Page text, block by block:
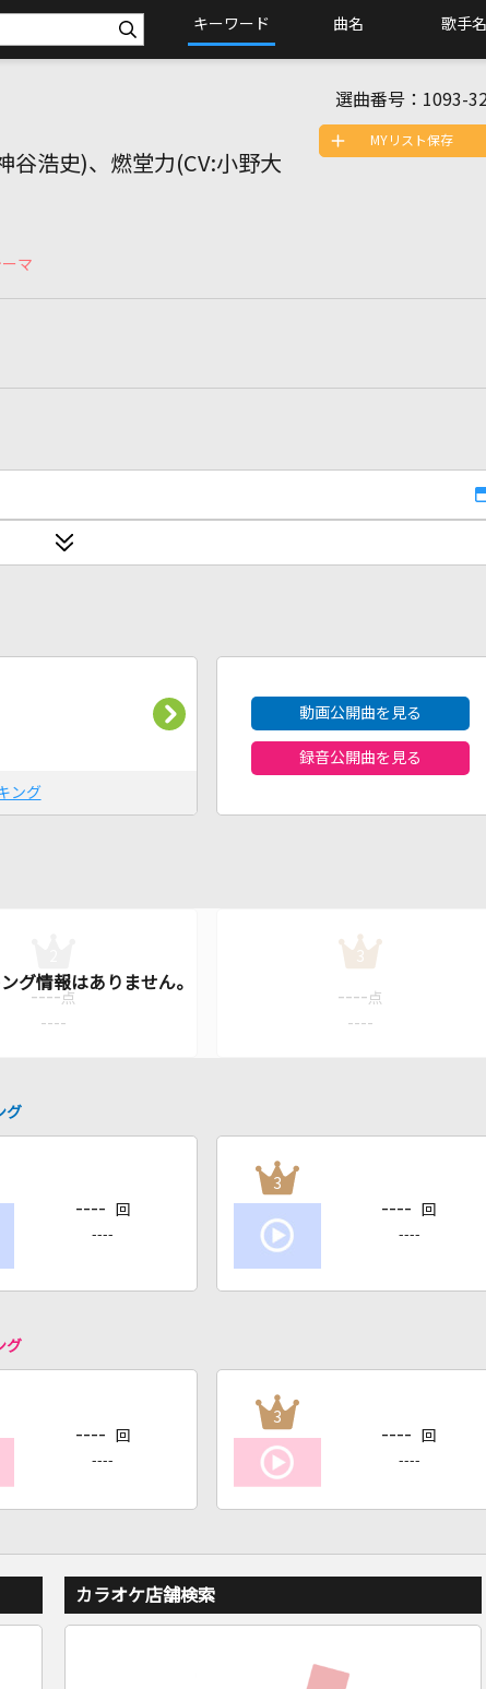
キーワード 曲名 歌手名
谷浩史)、燃堂力(CV:小野大
選曲番号： 1093-32
マ
MYリスト保存
ング
動画公開曲を見る
録音公開曲を見る
---- 点
----
3
---- 点
----
グ
---- 回
----
3
---- 回
----
グ
---- 回
----
3
---- 回
----
カラオケ店舗検索